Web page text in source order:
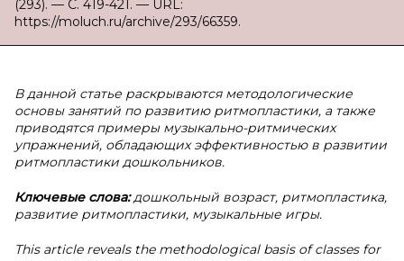
(293). — С. 419-421. — URL:
https://moluch.ru/archive/293/66359.
В данной статье раскрываются методологические
основы занятий по развитию ритмопластики, а также
приводятся примеры музыкально-ритмических
упражнений, обладающих эффективностью в развитии
ритмопластики дошкольников.
Ключевые слова:дошкольный возраст, ритмопластика,
развитие ритмопластики, музыкальные игры.
This article reveals the methodological basis of classes for